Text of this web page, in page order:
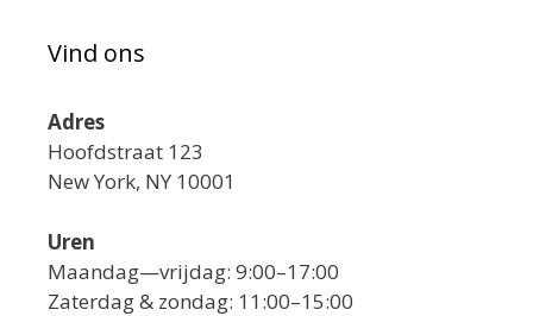
Vind ons
Adres
Hoofdstraat 123
New York, NY 10001
Uren
Maandag—vrijdag: 9:00–17:00
Zaterdag & zondag: 11:00–15:00